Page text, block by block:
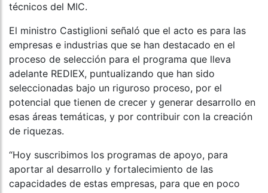
técnicos del MIC.
El ministro Castiglioni señaló que el acto es para las
empresas e industrias que se han destacado en el
proceso de selección para el programa que lleva
adelante REDIEX, puntualizando que han sido
seleccionadas bajo un riguroso proceso, por el
potencial que tienen de crecer y generar desarrollo en
esas áreas temáticas, y por contribuir con la creación
de riquezas.
“Hoy suscribimos los programas de apoyo, para
aportar al desarrollo y fortalecimiento de las
capacidades de estas empresas, para que en poco